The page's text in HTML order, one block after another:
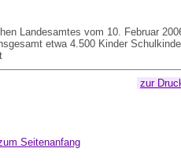
Landesamtes vom 10. Februar
etwa 4.500 Kinder
zur
Seitenanfang